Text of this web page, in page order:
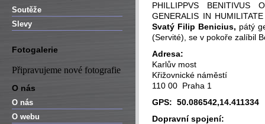
Soutěže
Slevy
Fotogalerie
Připravujeme nové fotografie
O nás
O nás
O webu
PHILLIPPVS BENITIVUS
GENERALIS IN
Svatý Filip Benicius, pátý
(Servité), se v pokoře zalíbil
Adresa:
Karlův most
Křižovnické náměstí
110 00 Praha 1
GPS: 50.086542,14.411334
Dopravní spojení: